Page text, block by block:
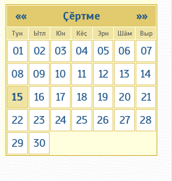
»»
«« Ҫӗртме
Тун Ытл Юн Кӗҫ Эрн Шӑм Выр
01 02 03 04 05 06
07
08
09 10 11 12 13
14
15
16 17 18 19 20
21
22
23 24 25 26 27
28
29
30